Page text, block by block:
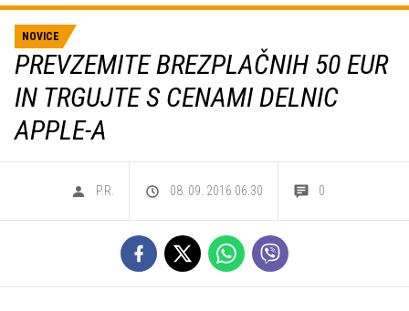
NOVICE
PREVZEMITE BREZPLAČNIH 50 EUR
IN TRGUJTE S CENAMI DELNIC
APPLE-A
P.R. 08. 09. 2016 06.30 0